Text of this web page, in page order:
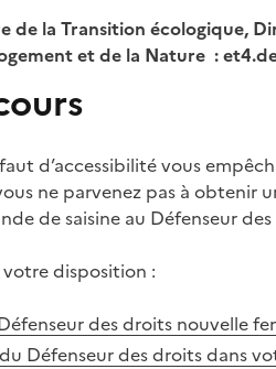
de la Transition écologique,
et de la Nature :
d’accessibilité vous
ne parvenez pas à
de saisine au Défenseur
votre disposition :
des droits nouvelle
Défenseur des droits dans